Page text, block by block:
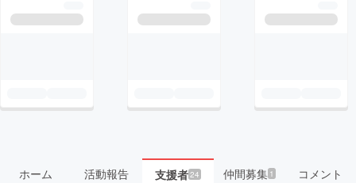
ホーム 活動報告 支援者24 仲間募集 1 コメント